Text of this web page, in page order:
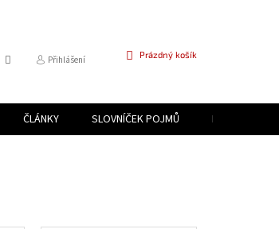
Přihlášení
NÁKUPNÍ
Prázdný košík
ČLÁNKY SLOVNÍČEK POJMŮ PROGRAM